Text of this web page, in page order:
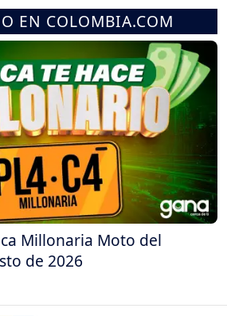
EN COLOMBIA.COM
Millonaria Moto del
de 2026